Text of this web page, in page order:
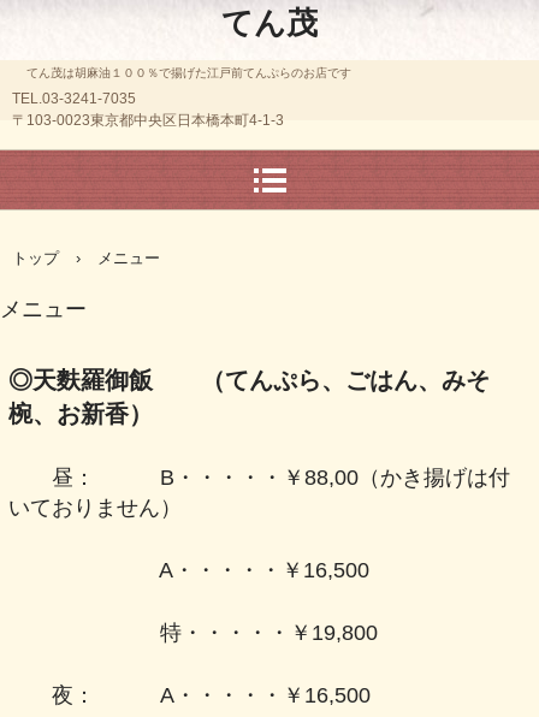
てん茂
てん茂は胡麻油１００％で揚げた江戸前てんぷらのお店です
TEL.03-3241-7035
〒103-0023東京都中央区日本橋本町4-1-3
トップ › メニュー
メニュー
◎天麩羅御飯 （てんぷら、ごはん、みそ
椀、お新香）
昼： B・・・・・￥88,00（かき揚げは付
いておりません）
A・・・・・￥16,500
特・・・・・￥19,800
夜： A・・・・・￥16,500